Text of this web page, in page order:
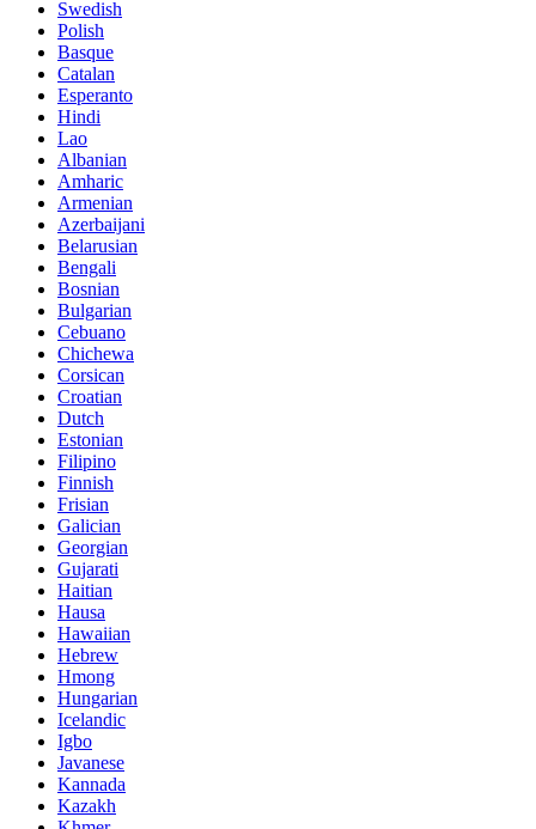
Swedish
Polish
Basque
Catalan
Esperanto
Hindi
Lao
Albanian
Amharic
Armenian
Azerbaijani
Belarusian
Bengali
Bosnian
Bulgarian
Cebuano
Chichewa
Corsican
Croatian
Dutch
Estonian
Filipino
Finnish
Frisian
Galician
Georgian
Gujarati
Haitian
Hausa
Hawaiian
Hebrew
Hmong
Hungarian
Icelandic
Igbo
Javanese
Kannada
Kazakh